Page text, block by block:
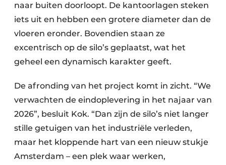
naar buiten doorloopt. De kantoorlagen steken
iets uit en hebben een grotere diameter dan de
vloeren eronder. Bovendien staan ze
excentrisch op de silo’s geplaatst, wat het
geheel een dynamisch karakter geeft.
De afronding van het project komt in zicht. “We
verwachten de eindoplevering in het najaar van
2026”, besluit Kok. “Dan zijn de silo’s niet langer
stille getuigen van het industriële verleden,
maar het kloppende hart van een nieuw stukje
Amsterdam – een plek waar werken,